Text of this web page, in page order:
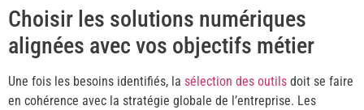
Choisir les solutions numériques
alignées avec vos objectifs métier
Une fois les besoins identifiés, la sélection des outils doit se faire
en cohérence avec la stratégie globale de l’entreprise. Les